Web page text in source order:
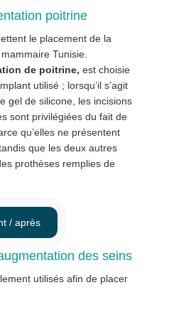
poitrine
le placement de la
Tunisie.
de poitrine, est choisie
utilisé ; lorsqu’il s’agit
gel de silicone, les incisions
sont privilégiées du fait de
qu’elles ne présentent
que les deux autres
prothèses remplies de
/ après
des seins
utilisés afin de placer